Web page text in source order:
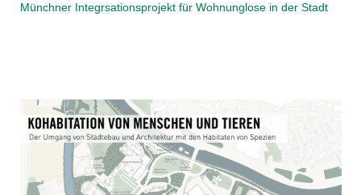
Münchner Integrsationsprojekt für Wohnunglose in der Stadt